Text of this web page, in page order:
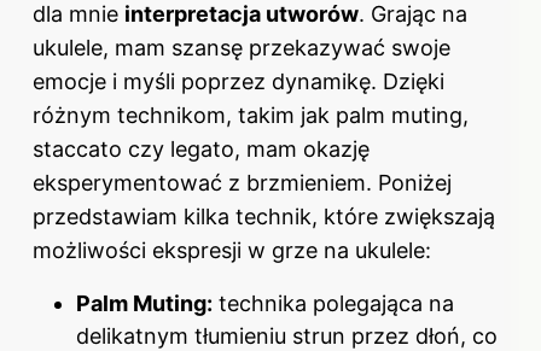
dla mnie interpretacja utworów. Grając na
ukulele, mam szansę przekazywać swoje
emocje i myśli poprzez dynamikę. Dzięki
różnym technikom, takim jak palm muting,
staccato czy legato, mam okazję
eksperymentować z brzmieniem. Poniżej
przedstawiam kilka technik, które zwiększają
możliwości ekspresji w grze na ukulele:
Palm Muting: technika polegająca na
delikatnym tłumieniu strun przez dłoń, co